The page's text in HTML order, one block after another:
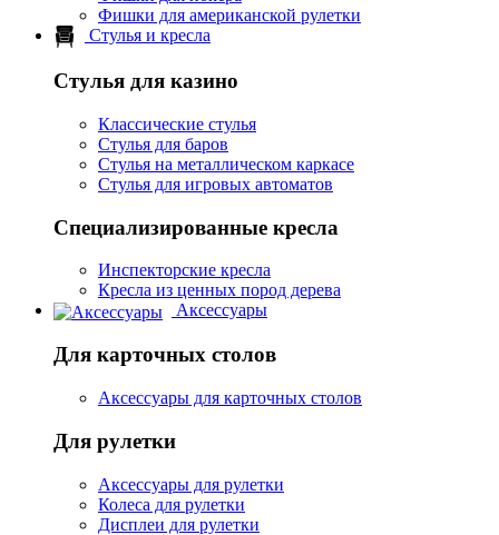
Фишки для американской рулетки
Стулья и кресла
Стулья для казино
Классические стулья
Стулья для баров
Стулья на металлическом каркасе
Стулья для игровых автоматов
Специализированные кресла
Инспекторские кресла
Кресла из ценных пород дерева
Аксессуары
Для карточных столов
Аксессуары для карточных столов
Для рулетки
Аксессуары для рулетки
Колеса для рулетки
Дисплеи для рулетки